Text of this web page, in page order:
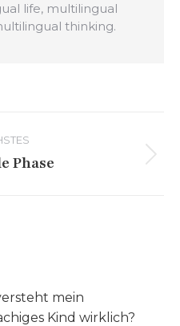
life, multilingual
thinking.
Nächster
Phase
mein
Kind wirklich?